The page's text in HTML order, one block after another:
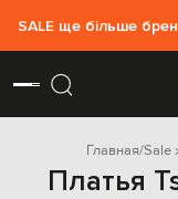
SALE ще більше
Главная Sale
Платья